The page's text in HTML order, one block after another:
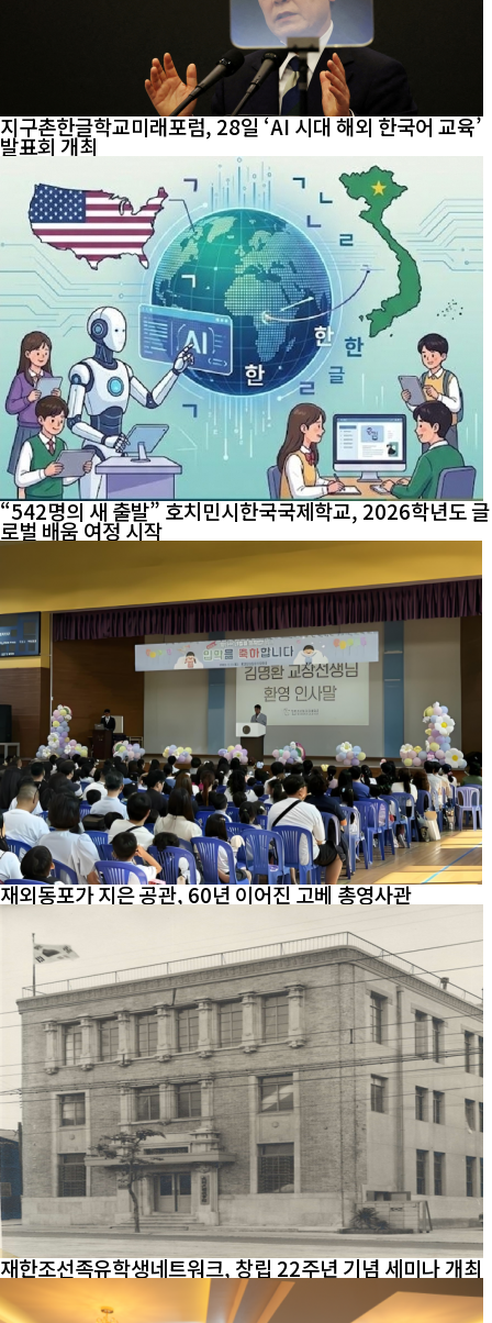
지구촌한글학교미래포럼, 28일 ‘AI 시대 해외 한국어 교육’
발표회 개최
“542명의 새 출발” 호치민시한국국제학교, 2026학년도 글
로벌 배움 여정 시작
재외동포가 지은 공관, 60년 이어진 고베 총영사관
재한조선족유학생네트워크, 창립 22주년 기념 세미나 개최